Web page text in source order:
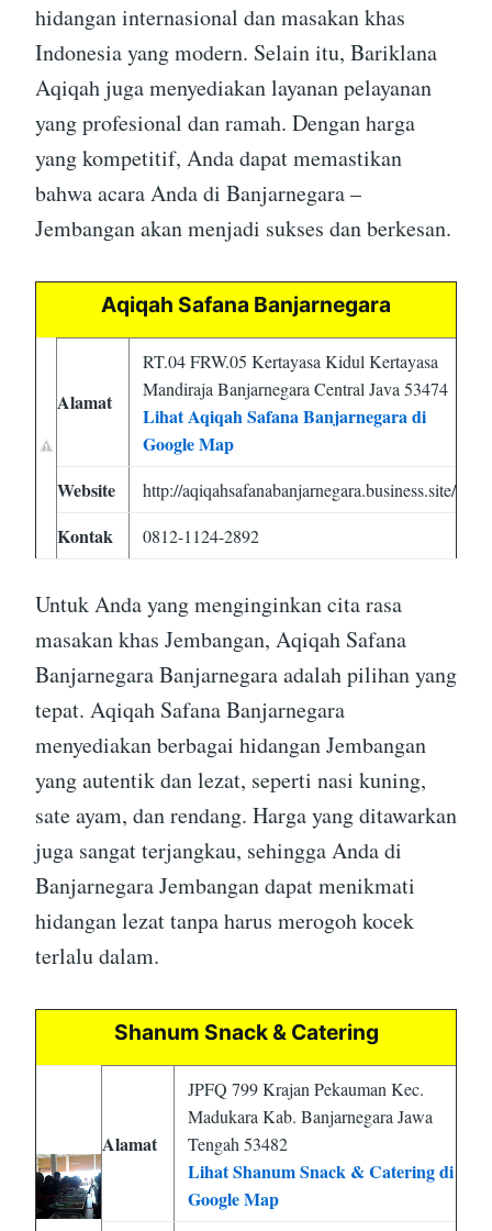
hidangan internasional dan masakan khas
Indonesia yang modern. Selain itu, Bariklana
Aqiqah juga menyediakan layanan pelayanan
yang profesional dan ramah. Dengan harga
yang kompetitif, Anda dapat memastikan
bahwa acara Anda di Banjarnegara –
Jembangan akan menjadi sukses dan berkesan.
Aqiqah Safana Banjarnegara
Alamat
RT.04 FRW.05 Kertayasa Kidul Kertayasa
Mandiraja Banjarnegara Central Java 53474
Lihat Aqiqah Safana Banjarnegara di
Google Map
Website
http://aqiqahsafanabanjarnegara.business.site/
Kontak 0812-1124-2892
Untuk Anda yang menginginkan cita rasa
masakan khas Jembangan, Aqiqah Safana
Banjarnegara Banjarnegara adalah pilihan yang
tepat. Aqiqah Safana Banjarnegara
menyediakan berbagai hidangan Jembangan
yang autentik dan lezat, seperti nasi kuning,
sate ayam, dan rendang. Harga yang ditawarkan
juga sangat terjangkau, sehingga Anda di
Banjarnegara Jembangan dapat menikmati
hidangan lezat tanpa harus merogoh kocek
terlalu dalam.
Shanum Snack & Catering
Alamat
JPFQ 799 Krajan Pekauman Kec.
Madukara Kab. Banjarnegara Jawa
Tengah 53482
Lihat Shanum Snack & Catering di
Google Map